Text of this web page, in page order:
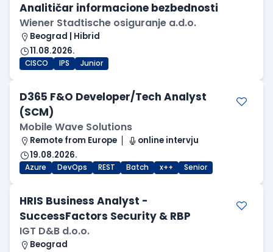
Analitičar informacione bezbednosti
Wiener Stadtische osiguranje a.d.o.
Beograd | Hibrid
11.08.2026.
CISCO IPS Junior
D365 F&O Developer/Tech Analyst
(SCM)
Mobile Wave Solutions
Remote from Europe
online intervju
19.08.2026.
Azure DevOps REST Batch x++ Senior
HRIS Business Analyst -
SuccessFactors Security & RBP
IGT D&B d.o.o.
Beograd